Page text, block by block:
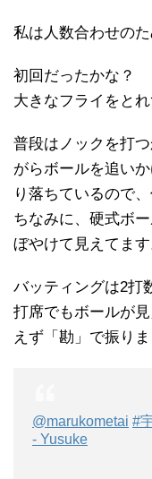
私は人数合わせの
初回だったかな？
大きなフライをと
普段はノックを打
がらボールを追い
り落ちているので、
ちなみに、硬式ボ
ぼやけて見えてます
バッティングは2打
打席でもボールが
えず「勘」で振りま
@marukometai #
- Yusuke